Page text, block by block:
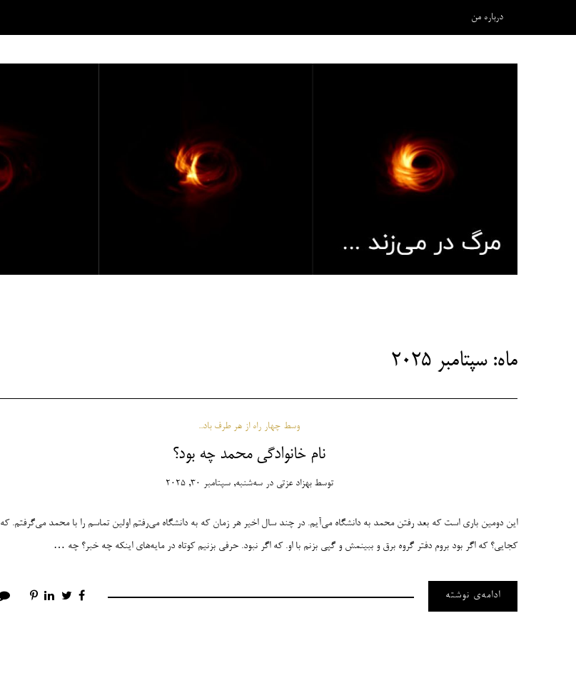
درباره من
ماه:سپتامبر 2025
وسط چهار راه از هر طرف باد...
نام خانوادگی محمد چه بود؟
توسطبهزاد عزتی درسه‌شنبه, سپتامبر 30, 2025
این دومین باری است که بعد رفتن محمد به دانشگاه می‌آیم. در چند سال اخیر هر زمان که به دانشگاه می‌رفتم اولین تماسم را با محمد می‌گرفتم. که
کجایی؟ که اگر بود بروم دفتر گروه برق و ببینمش و گپی بزنم با او. که اگر نبود. حرفی بزنیم کوتاه در مایه‌های اینکه چه خبر؟ چه …
ادامه‌ی نوشته